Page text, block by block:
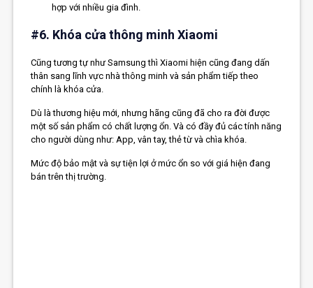
hợp với nhiều gia đình.
#6. Khóa cửa thông minh Xiaomi
Cũng tương tự như Samsung thì Xiaomi hiện cũng đang dấn
thân sang lĩnh vực nhà thông minh và sản phẩm tiếp theo
chính là khóa cửa.
Dù là thương hiệu mới, nhưng hãng cũng đã cho ra đời được
một số sản phẩm có chất lượng ổn. Và có đầy đủ các tính năng
cho người dùng như: App, vân tay, thẻ từ và chìa khóa.
Mức độ bảo mật và sự tiện lợi ở mức ổn so với giá hiện đang
bán trên thị trường.